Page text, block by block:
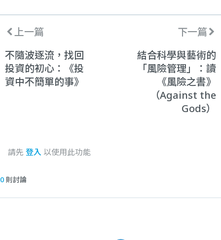
上一篇
不隨波逐流，找回
投資的初心：《投
資中不簡單的事》
下一篇
結合科學與藝術的
「風險管理」：讀
《風險之書》
（Against the
Gods）
請先 登入 以使用此功能
0 則討論